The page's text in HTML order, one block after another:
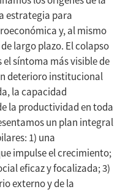
estrategia para
y, al mismo
largo plazo. El colapso
síntoma más visible de
deterioro institucional
la capacidad
la productividad en toda
un plan integral
1) una
impulse el crecimiento;
eficaz y focalizada; 3)
externo y de la